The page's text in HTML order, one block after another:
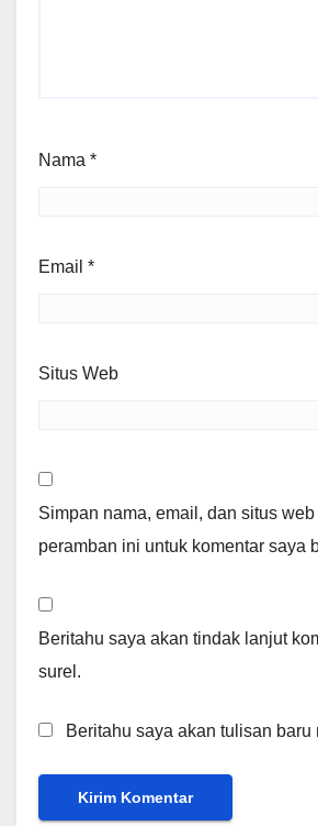
Nama *
Email *
Situs Web
Simpan nama, email, dan situs
peramban ini untuk komentar saya
Beritahu saya akan tindak lanjut
surel.
Beritahu saya akan tulisan baru